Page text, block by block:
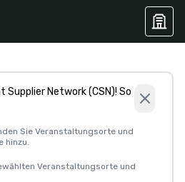
Supplier Network (CSN)! So
Sie Veranstaltungsorte und
hinzu.
Veranstaltungsorte und